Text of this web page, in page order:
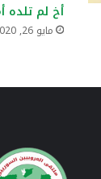
أخ لم تلده
مايو 26, 2020